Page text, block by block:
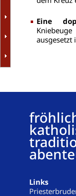
Eine
ausgesetzt
Links